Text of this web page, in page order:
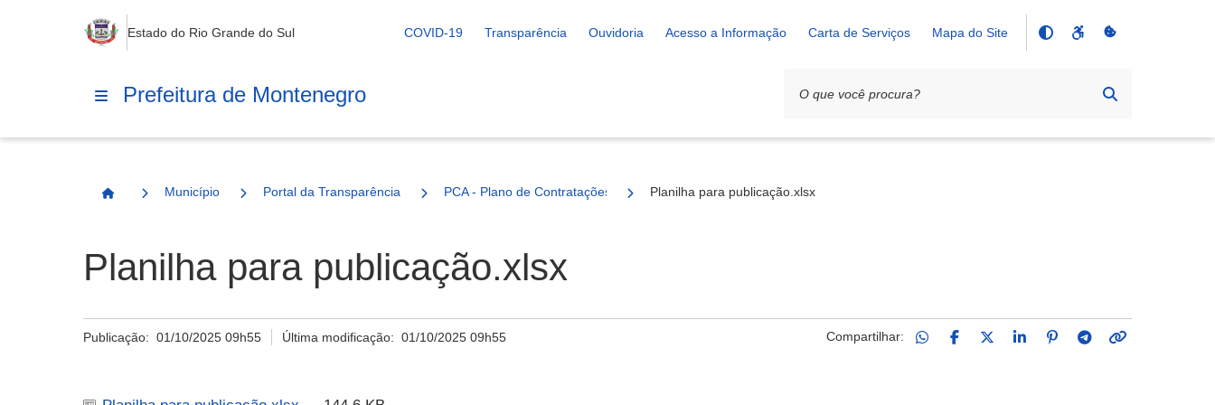
Estado do Rio Grande do Sul COVID-19 Transparência Ouvidoria Acesso a Informação Carta de Serviços Mapa do Site
Prefeitura de Montenegro
Página Inicial
Município Portal da Transparência PCA - Plano de Contratações Anual Planilha para publicação.xlsx
Planilha para publicação.xlsx
Publicação: 01/10/2025 09h55 Última modificação:01/10/2025 09h55 Compartilhar: